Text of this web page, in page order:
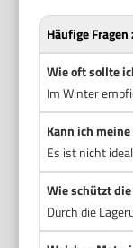
Häufige
Wie oft sollte
Im Winter
Kann ich
Es ist nicht
Wie schützt die
Durch die